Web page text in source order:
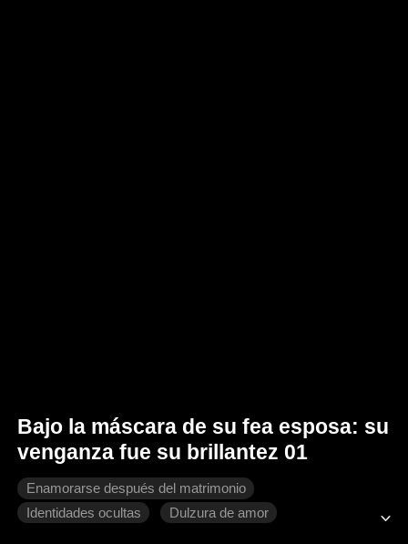
Bajo la máscara de su fea esposa: su
venganza fue su brillantez 01
Enamorarse después del matrimonio
Identidades ocultas
Dulzura de amor